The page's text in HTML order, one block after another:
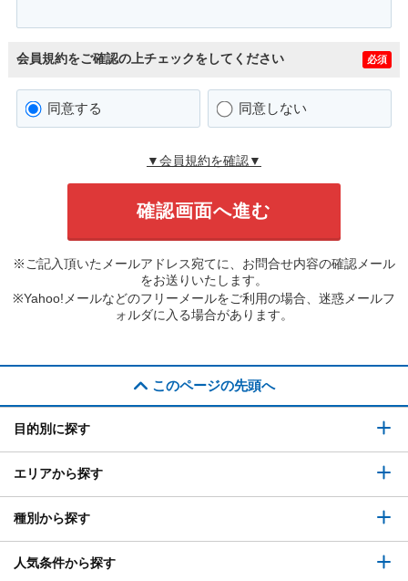
会員規約をご確認の上チェックをしてください 必須
同意する 同意しない
▼会員規約を確認▼
※ご記入頂いたメールアドレス宛てに、お問合せ内容の確認メール
をお送りいたします。
※Yahoo!メールなどのフリーメールをご利用の場合、迷惑メールフ
ォルダに入る場合があります。
このページの先頭へ
目的別に探す
エリアから探す
種別から探す
人気条件から探す